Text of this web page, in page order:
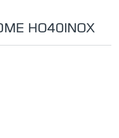
HO40INOX
quantity